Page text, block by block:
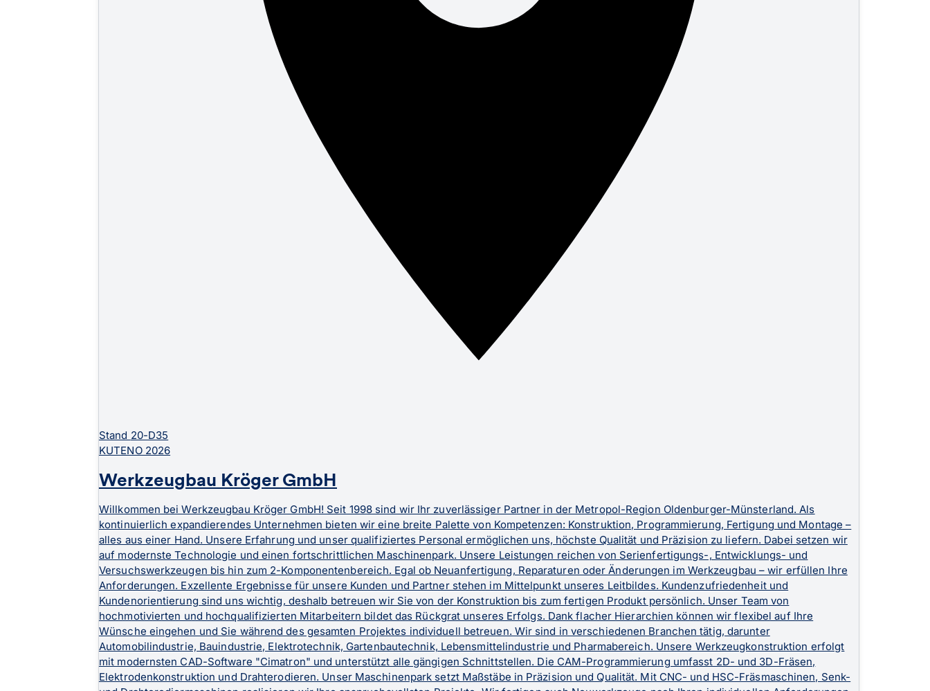
Stand 20-D35
KUTENO 2026
Werkzeugbau Kröger GmbH
Willkommen bei Werkzeugbau Kröger GmbH! Seit 1998 sind wir Ihr zuverlässiger Partner in der Metropol-Region Oldenburger-Münsterland. Als
kontinuierlich expandierendes Unternehmen bieten wir eine breite Palette von Kompetenzen: Konstruktion, Programmierung, Fertigung und Montage –
alles aus einer Hand. Unsere Erfahrung und unser qualifiziertes Personal ermöglichen uns, höchste Qualität und Präzision zu liefern. Dabei setzen wir
auf modernste Technologie und einen fortschrittlichen Maschinenpark. Unsere Leistungen reichen von Serienfertigungs-, Entwicklungs- und
Versuchswerkzeugen bis hin zum 2-Komponentenbereich. Egal ob Neuanfertigung, Reparaturen oder Änderungen im Werkzeugbau – wir erfüllen Ihre
Anforderungen. Exzellente Ergebnisse für unsere Kunden und Partner stehen im Mittelpunkt unseres Leitbildes. Kundenzufriedenheit und
Kundenorientierung sind uns wichtig, deshalb betreuen wir Sie von der Konstruktion bis zum fertigen Produkt persönlich. Unser Team von
hochmotivierten und hochqualifizierten Mitarbeitern bildet das Rückgrat unseres Erfolgs. Dank flacher Hierarchien können wir flexibel auf Ihre
Wünsche eingehen und Sie während des gesamten Projektes individuell betreuen. Wir sind in verschiedenen Branchen tätig, darunter
Automobilindustrie, Bauindustrie, Elektrotechnik, Gartenbautechnik, Lebensmittelindustrie und Pharmabereich. Unsere Werkzeugkonstruktion erfolgt
mit modernsten CAD-Software "Cimatron" und unterstützt alle gängigen Schnittstellen. Die CAM-Programmierung umfasst 2D- und 3D-Fräsen,
Elektrodenkonstruktion und Drahterodieren. Unser Maschinenpark setzt Maßstäbe in Präzision und Qualität. Mit CNC- und HSC-Fräsmaschinen, Senk-